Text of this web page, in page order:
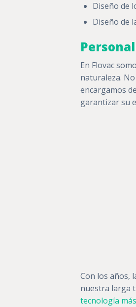
Diseño de
Diseño de
En Flovac
naturaleza.
encargamos
garantizar su
Con los años,
nuestra larga
tecnología